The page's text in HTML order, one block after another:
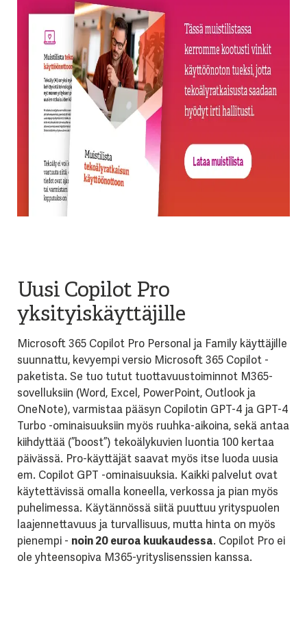
Uusi Copilot Pro
yksityiskäyttäjille
Microsoft 365 Copilot Pro Personal ja Family käyttäjille
suunnattu, kevyempi versio Microsoft 365 Copilot -
paketista. Se tuo tutut tuottavuustoiminnot M365-
sovelluksiin (Word, Excel, PowerPoint, Outlook ja
OneNote), varmistaa pääsyn Copilotin GPT-4 ja GPT-4
Turbo -ominaisuuksiin myös ruuhka-aikoina, sekä antaa
kiihdyttää (”boost”) tekoälykuvien luontia 100 kertaa
päivässä. Pro-käyttäjät saavat myös itse luoda uusia
em. Copilot GPT -ominaisuuksia. Kaikki palvelut ovat
käytettävissä omalla koneella, verkossa ja pian myös
puhelimessa. Käytännössä siitä puuttuu yrityspuolen
laajennettavuus ja turvallisuus, mutta hinta on myös
pienempi - noin 20 euroa kuukaudessa. Copilot Pro ei
ole yhteensopiva M365-yrityslisenssien kanssa.